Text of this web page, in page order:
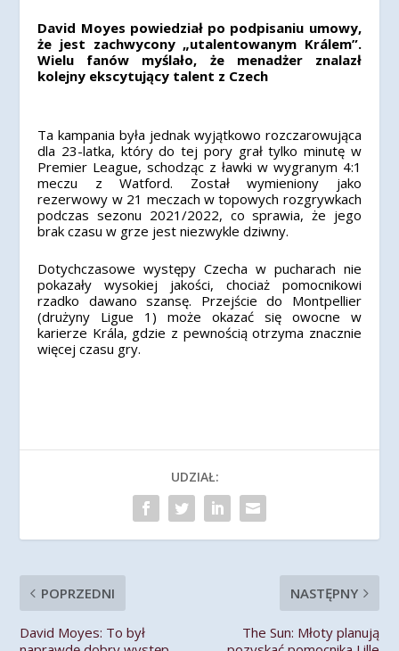
David Moyes powiedział po podpisaniu umowy,
że jest zachwycony „utalentowanym Králem”.
Wielu fanów myślało, że menadżer znalazł
kolejny ekscytujący talent z Czech
Ta kampania była jednak wyjątkowo rozczarowująca
dla 23-latka, który do tej pory grał tylko minutę w
Premier League, schodząc z ławki w wygranym 4:1
meczu z Watford. Został wymieniony jako
rezerwowy w 21 meczach w topowych rozgrywkach
podczas sezonu 2021/2022, co sprawia, że jego
brak czasu w grze jest niezwykle dziwny.
Dotychczasowe występy Czecha w pucharach nie
pokazały wysokiej jakości, chociaż pomocnikowi
rzadko dawano szansę. Przejście do Montpellier
(drużyny Ligue 1) może okazać się owocne w
karierze Krála, gdzie z pewnością otrzyma znacznie
więcej czasu gry.
UDZIAŁ:
POPRZEDNI
David Moyes: To był
NASTĘPNY
The Sun: Młoty planują